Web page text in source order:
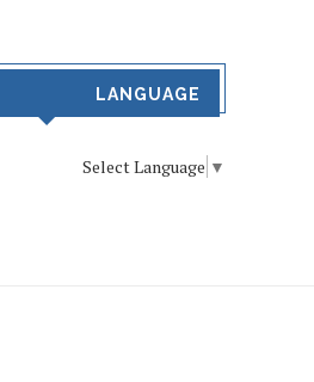
LANGUAGE
Select Language ▼